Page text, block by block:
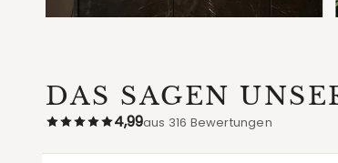
DAS SAGEN
4,99aus 316 Bewertungen